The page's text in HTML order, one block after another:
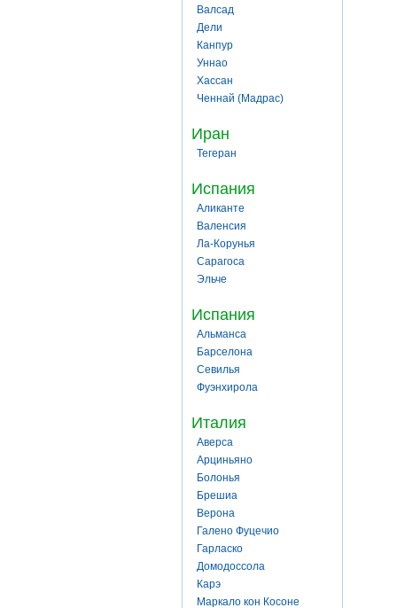
Валсад
Дели
Канпур
Уннао
Хассан
Ченнай (Мадрас)
Иран
Тегеран
Испания
Аликанте
Валенсия
Ла-Корунья
Сарагоса
Эльче
Испания
Альманса
Барселона
Севилья
Фуэнхирола
Италия
Аверса
Арциньяно
Болонья
Брешиа
Верона
Галено Фуцечио
Гарласко
Домодоссола
Карэ
Маркало кон Косоне